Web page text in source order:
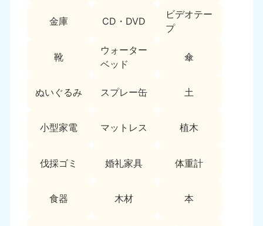
金庫 CD・DVD
ビデオテー
プ
靴
ウォーター
ベッド
傘
ぬいぐるみ スプレー缶 土
小型家電 マットレス 植木
伐採ゴミ 婚礼家具 体重計
食器 木材 本
9:00〜19:00 年中無休
愛知県
9:00〜19:00 年中無休
岐阜県
9:00〜19:00 年中無休
050-1881-5256 050-1881-5260
福井県
9:00〜19:00 年中無休
石川県
9:00〜19:00 年中無休